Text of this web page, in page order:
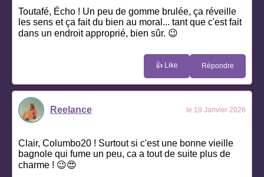
Toutafé, Écho ! Un peu de gomme brulée, ça réveille
les sens et ça fait du bien au moral... tant que c'est fait
dans un endroit approprié, bien sûr. 😉
👍 Like Répondre
Reelance le 19 Janvier 2026
Clair, Columbo20 ! Surtout si c'est une bonne vieille
bagnole qui fume un peu, ca a tout de suite plus de
charme ! 😉😍